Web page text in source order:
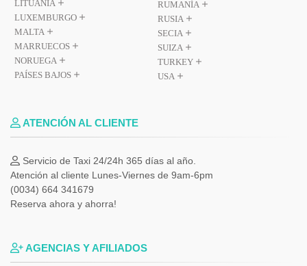
LITUANIA
LUXEMBURGO
MALTA
MARRUECOS
NORUEGA
PAÍSES BAJOS
RUMANÍA
RUSIA
SECIA
SUIZA
TURKEY
USA
ATENCIÓN AL CLIENTE
Servicio de Taxi 24/24h 365 días al año.
Atención al cliente Lunes-Viernes de 9am-6pm
(0034) 664 341679
Reserva ahora y ahorra!
AGENCIAS Y AFILIADOS